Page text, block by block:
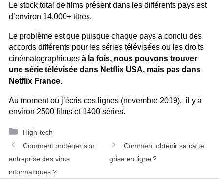
Le stock total de films présent dans les différents pays est
d’environ 14.000+ titres.
Le problème est que puisque chaque pays a conclu des
accords différents pour les séries télévisées ou les droits
cinématographiques à la fois, nous pouvons trouver
une série télévisée dans Netflix USA, mais pas dans
Netflix France.
Au moment où j’écris ces lignes (novembre 2019), il y a
environ 2500 films et 1400 séries.
Catégories
High-tech
Navigation
des
articles
Comment protéger son
entreprise des virus
informatiques ?
Comment obtenir sa carte
grise en ligne ?